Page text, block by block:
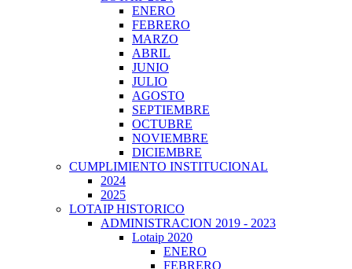
ENERO
FEBRERO
MARZO
ABRIL
JUNIO
JULIO
AGOSTO
SEPTIEMBRE
OCTUBRE
NOVIEMBRE
DICIEMBRE
CUMPLIMIENTO INSTITUCIONAL
2024
2025
LOTAIP HISTORICO
ADMINISTRACION 2019 - 2023
Lotaip 2020
ENERO
FEBRERO